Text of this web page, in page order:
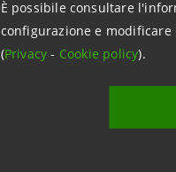
È possibile consultare
configurazione e
(Privacy- Cookie policy).
Ma
messi in
“Non ci
accesso
europee
messi